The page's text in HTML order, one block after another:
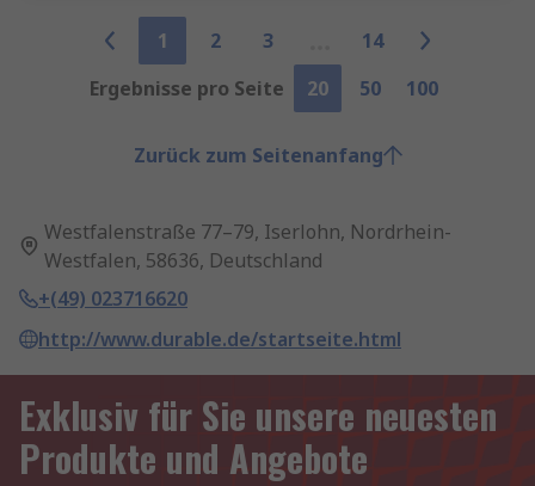
1 2 3
14
Ergebnisse pro Seite
20 50 100
Zurück zum Seitenanfang
Westfalenstraße 77–79, Iserlohn, Nordrhein-
Westfalen, 58636, Deutschland
+(49) 023716620
http://www.durable.de/startseite.html
Exklusiv für Sie unsere neuesten
Produkte und Angebote